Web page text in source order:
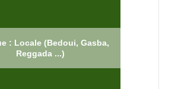
: Locale (Bedoui, Gasba,
Reggada ...)